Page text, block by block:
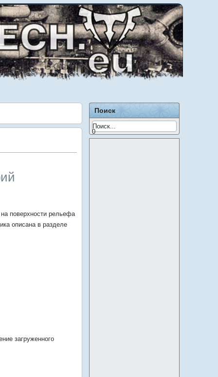
поверхности рельефа
описана в разделе
загруженного
Поиск
0